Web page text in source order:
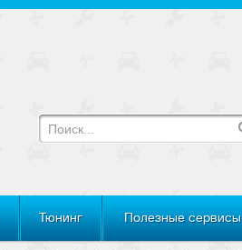
Тюнинг Полезные сервисы